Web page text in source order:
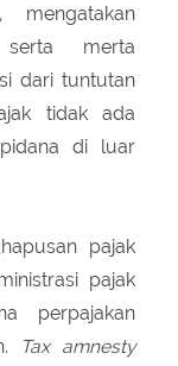
merta
dari tuntutan
tidak ada
di luar
pajak
pajak
perpajakan
Tax amnesty